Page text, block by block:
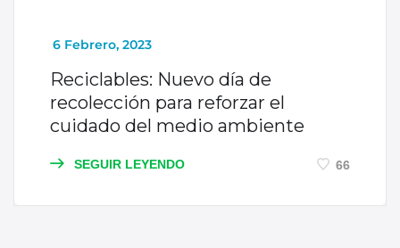
_
6 Febrero, 2023
Reciclables: Nuevo día de
recolección para reforzar el
cuidado del medio ambiente
SEGUIR LEYENDO 66